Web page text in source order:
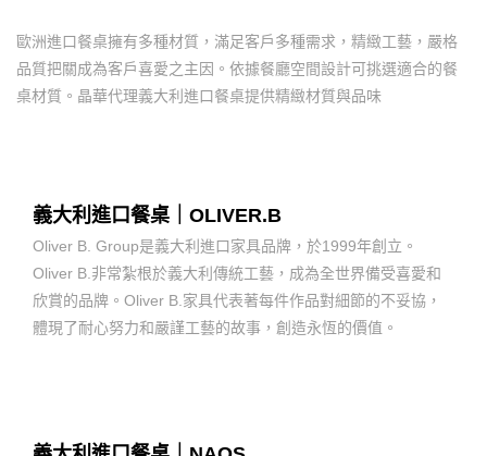
歐洲進口餐桌擁有多種材質，滿足客戶多種需求，精緻工藝，嚴格
品質把關成為客戶喜愛之主因。依據餐廳空間設計可挑選適合的餐
桌材質。晶華代理義大利進口餐桌提供精緻材質與品味
義大利進口餐桌｜OLIVER.B
Oliver B. Group是義大利進口家具品牌，於1999年創立。
Oliver B.非常紮根於義大利傳統工藝，成為全世界備受喜愛和
欣賞的品牌。Oliver B.家具代表著每件作品對細節的不妥協，
體現了耐心努力和嚴謹工藝的故事，創造永恆的價值。